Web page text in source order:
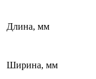
Длина, мм
Ширина, мм